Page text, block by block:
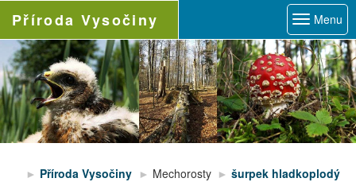
Příroda Vysočiny Menu
Příroda Vysočiny Mechorosty šurpek hladkoplodý